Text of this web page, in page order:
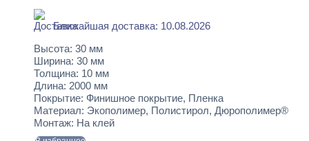
Ближайшая доставка: 10.08.2026
Высота: 30 мм
Ширина: 30 мм
Толщина: 10 мм
Длина: 2000 мм
Покрытие: Финишное покрытие, Пленка
Материал: Экополимер, Полистирол, Дюрополимер®
Монтаж: На клей